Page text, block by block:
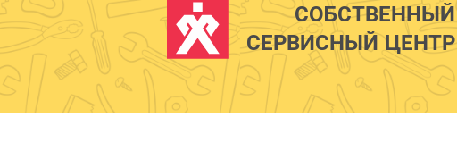
СОБСТВЕННЫЙ
СЕРВИСНЫЙ ЦЕНТР